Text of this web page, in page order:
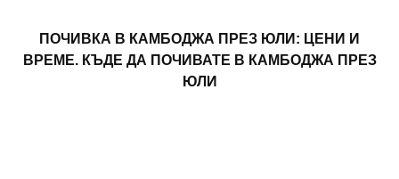
ПОЧИВКА В КАМБОДЖА ПРЕЗ ЮЛИ: ЦЕНИ И
ВРЕМЕ. КЪДЕ ДА ПОЧИВАТЕ В КАМБОДЖА ПРЕЗ
ЮЛИ